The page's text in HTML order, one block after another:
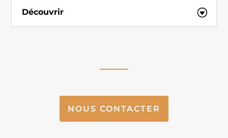
Découvrir
NOUS CONTACTER